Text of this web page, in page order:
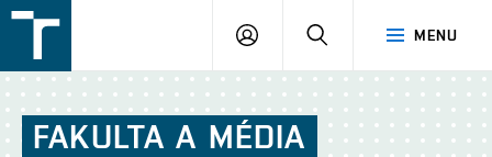
v
Brně
MENU
PŘIHLÁŠENÍ
FAKULTA A MÉDIA